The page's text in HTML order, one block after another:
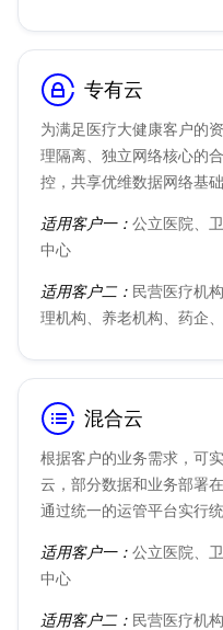
专有云
为满足医疗大健康客户的
理隔离、独立网络核心的
控，共享优维数据网络基
适用客户一： 公立医院、
中心
适用客户二： 民营医疗机
理机构、养老机构、药企
混合云
根据客户的业务需求，可
云，部分数据和业务部署
通过统一的运管平台实行统
适用客户一： 公立医院、
中心
适用客户二： 民营医疗机